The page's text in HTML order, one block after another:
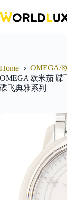
to
content
Home OMEGA/
OMEGA 欧米茄 碟
碟飞典雅系列